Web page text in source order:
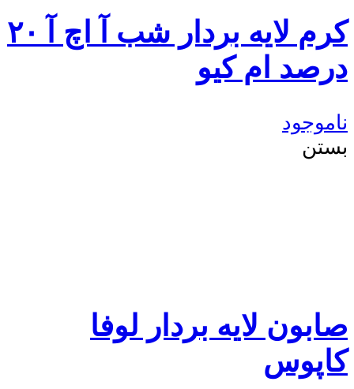
کرم لایه بردار شب آ اچ آ ۲۰
درصد ام کیو
ناموجود
بستن
صابون لایه بردار لوفا
کاپوس